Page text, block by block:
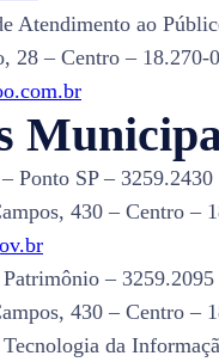
Atendimento ao
28 – Centro – 18.270-
Ponto SP – 3259.2430
430 – Centro –
– 3259.2095
430 – Centro –
Tecnologia da